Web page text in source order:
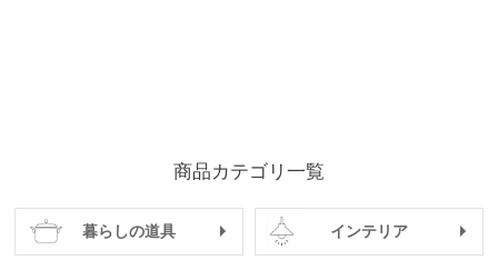
商品カテゴリ一覧
暮らしの道具 インテリア